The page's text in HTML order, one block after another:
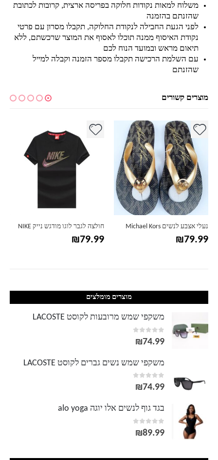
משלוח למאות נקודות חלוקה בפריסה ארצית, קרובות לכתובת
שהזנתם בהזמנה
לפני הגעת החבילה לנקודת החלוקה, תקבלו מסרון עם פרטי
נקודת האיסוף ממנה תוכלו לאסוף את המוצר שרכשתם, ללא
תיאום מראש ובמועד הנוח לכם
עם השלמת הרכישה תקבלו מספר הזמנה וקבלה למייל
שהזנתם
מוצרים קשורים
נעלי אצבע לנשים Michael Kors
₪79.99
חולצה לגבר לוגו מודגש נייק NIKE
₪79.99
מוצרים מומלצים
משקפי שמש מרובעות לקוסט LACOSTE
0
out of 5
₪74.99
משקפי שמש נשים גברים לקוסט LACOSTE
0
out of 5
₪74.99
בגד גוף לנשים אלו יוגה alo yoga
0
out of 5
₪89.99